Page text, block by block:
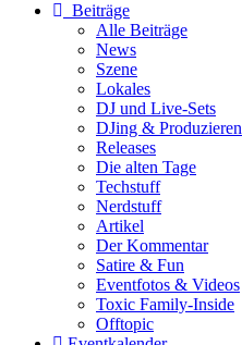
Beiträge
Alle Beiträge
News
Szene
Lokales
DJ und Live-Sets
DJing & Produzieren
Releases
Die alten Tage
Techstuff
Nerdstuff
Artikel
Der Kommentar
Satire & Fun
Eventfotos & Videos
Toxic Family-Inside
Offtopic